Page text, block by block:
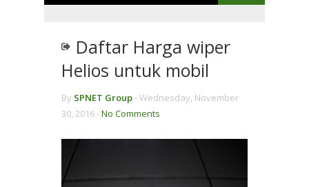
Daftar Harga wiper
Helios untuk mobil
By SPNET Group-Wednesday, November
30, 2016 -No Comments